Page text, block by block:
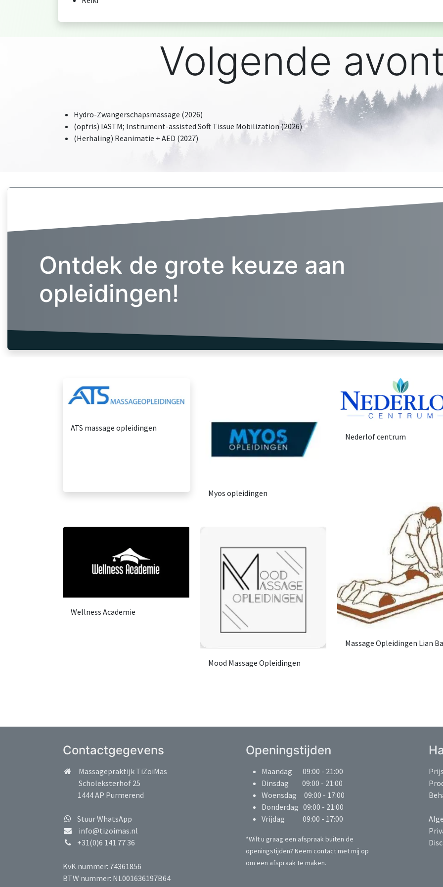
Volgende
Hydro-Zwangerschapsmassage (2026)
(opfris) IASTM; Instrument-assisted Soft Tissue Mobilization (2026)
(Herhaling) Reanimatie + AED (2027)
Ontdek de grote keuze aan
opleidingen!
ATS massage opleidingen
Nederlof centrum
Mood Massage Opleidingen
Myos opleidingen
Massage Opleidingen Lian
Wellness Academie
Contactgegevens
Massagepraktijk TiZoiMas
Scholeksterhof 25
1444 AP Purmerend
Stuur WhatsApp
info@tizoimas.nl
+31(0)6 141 77 36
KvK nummer: 74361856
BTW nummer: NL001636197B64
Openingstijden
Maandag 09:00 - 21:00
Dinsdag 09:00 - 21:00
Woensdag 09:00 - 17:00
Donderdag 09:00 - 21:00
Vrijdag 09:00 - 17:00
*Wilt u graag een afspraak buiten de
openingstijden? Neem contact met mij op
om een afspraak te maken.